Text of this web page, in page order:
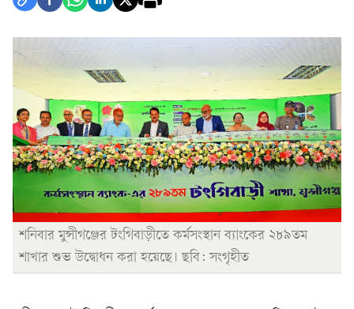
শনিবার মুন্সীগঞ্জের টংগিবাড়ীতে কর্মসংস্থান ব্যাংকের ২৮৯তম
শাখার শুভ উদ্বোধন করা হয়েছে। ছবি: সংগৃহীত